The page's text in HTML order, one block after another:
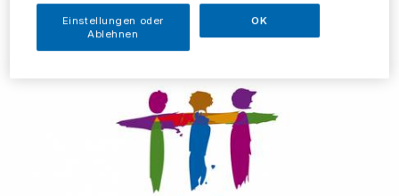
Einstellungen oder
Ablehnen
OK